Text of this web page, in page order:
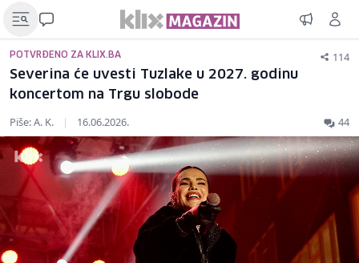
POTVRĐENO ZA KLIX.BA 114
Severina će uvesti Tuzlake u 2027. godinu
koncertom na Trgu slobode
Piše: A. K. | 16.06.2026. 44